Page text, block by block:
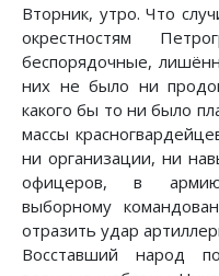
Вторник, утро. Что
окрестностям
беспорядочные,
них не было ни
какого бы то ни было
массы
ни организации, ни
офицеров, в
выборному
отразить удар
Восставший народ